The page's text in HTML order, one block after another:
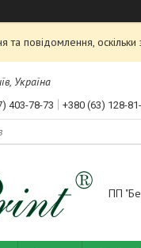
повідомлення,
Україна
403-78-73 +380 (63) 128-
ПП